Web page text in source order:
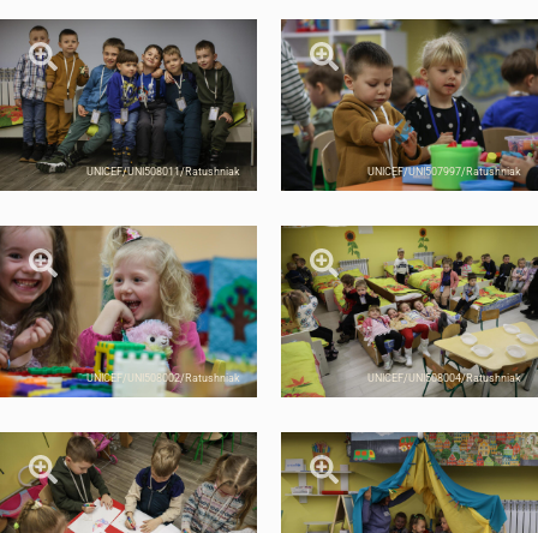
UNICEF/UNI508011/Ratushniak UNICEF/UNI507997/Ratushniak
UNICEF/UNI508002/Ratushniak UNICEF/UNI508004/Ratushniak